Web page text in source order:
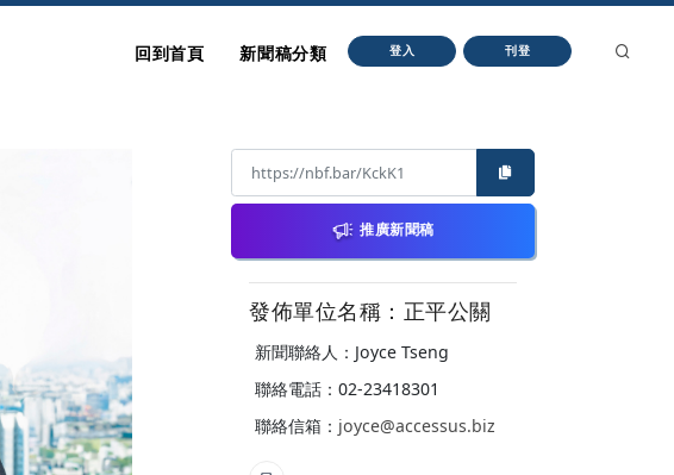
回到首頁 新聞稿分類 登入 刊登
推廣新聞稿
發佈單位名稱：正平公關
新聞聯絡人：Joyce Tseng
聯絡電話：02-23418301
聯絡信箱： joyce@accessus.biz